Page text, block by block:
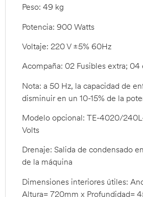
Peso: 49 kg
Potencia: 900 Watts
Voltaje: 220 V ±5% 60Hz
Acompaña: 02 Fusibles extra; 04
Nota: a 50 Hz, la capacidad de
disminuir en un 10-15% de la
Modelo opcional: TE-4020/240L-
Volts
Drenaje: Salida de condensado
de la máquina
Dimensiones interiores útiles:
Altura= 720mm x Profundidad=